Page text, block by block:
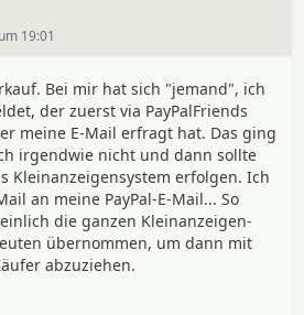
19:01
Bei mir hat sich "jemand", ich
der zuerst via PayPalFriends
meine E-Mail erfragt hat. Das ging
irgendwie nicht und dann sollte
Kleinanzeigensystem erfolgen. Ich
an meine PayPal-E-Mail... So
die ganzen Kleinanzeigen-
übernommen, um dann mit
abzuziehen.